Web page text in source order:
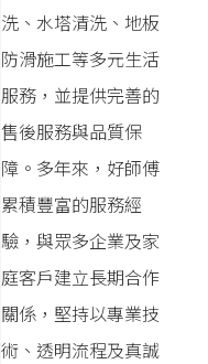
洗、水塔清洗、地板
防滑施工等多元生活
服務，並提供完善的
售後服務與品質保
障。多年來，好師傅
累積豐富的服務經
驗，與眾多企業及家
庭客戶建立長期合作
關係，堅持以專業技
術、透明流程及真誠